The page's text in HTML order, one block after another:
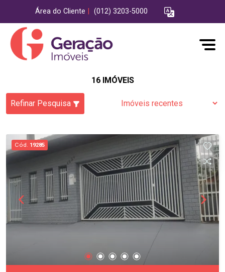
Área do Cliente (012) 3203-5000
16 IMÓVEIS
Refinar Pesquisa
Cód. 19285